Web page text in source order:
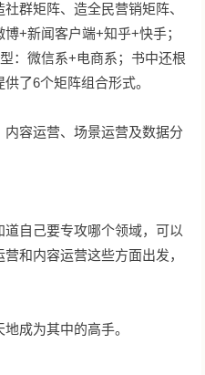
群矩阵、造全民营销矩阵、
+新闻客户端+知乎+快手；
：微信系+电商系；书中还根
了6个矩阵组合形式。
容运营、场景运营及数据分
自己要专攻哪个领域，可以
和内容运营这些方面出发，
成为其中的高手。